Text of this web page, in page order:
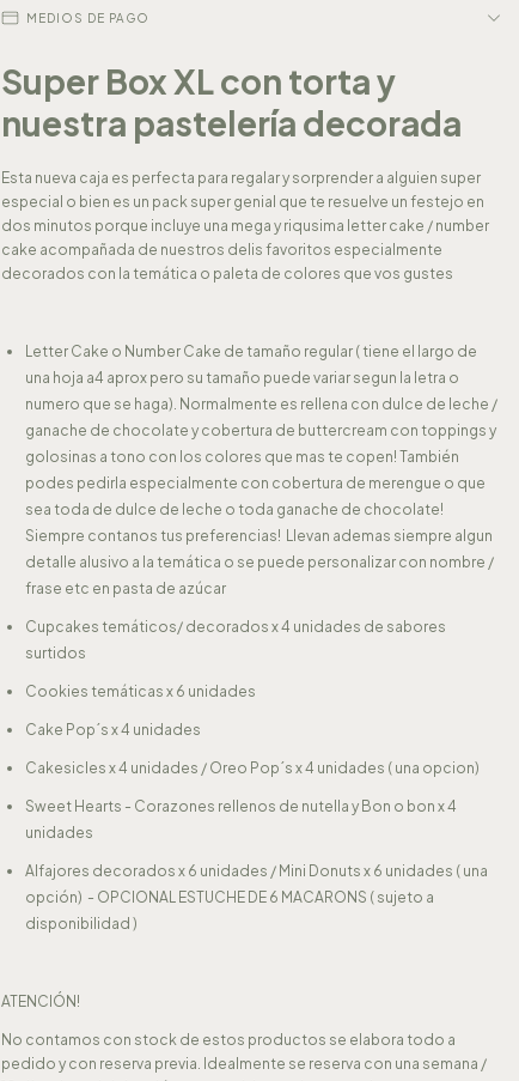
MEDIOS DE PAGO
Super Box XL con torta y
nuestra pastelería decorada
Esta nueva caja es perfecta para regalar y sorprender a alguien super
especial o bien es un pack super genial que te resuelve un festejo en
dos minutos porque incluye una mega y riqusima letter cake / number
cake acompañada de nuestros delis favoritos especialmente
decorados con la temática o paleta de colores que vos gustes
Letter Cake o Number Cake de tamaño regular ( tiene el largo de
una hoja a4 aprox pero su tamaño puede variar segun la letra o
numero que se haga). Normalmente es rellena con dulce de leche /
ganache de chocolate y cobertura de buttercream con toppings y
golosinas a tono con los colores que mas te copen! También
podes pedirla especialmente con cobertura de merengue o que
sea toda de dulce de leche o toda ganache de chocolate!
Siempre contanos tus preferencias! Llevan ademas siempre algun
detalle alusivo a la temática o se puede personalizar con nombre /
frase etc en pasta de azúcar
Cupcakes temáticos/ decorados x 4 unidades de sabores
surtidos
Cookies temáticas x 6 unidades
Cake Pop´s x 4 unidades
Cakesicles x 4 unidades / Oreo Pop´s x 4 unidades ( una opcion)
Sweet Hearts - Corazones rellenos de nutella y Bon o bon x 4
unidades
Alfajores decorados x 6 unidades / Mini Donuts x 6 unidades ( una
opción) - OPCIONAL ESTUCHE DE 6 MACARONS ( sujeto a
disponibilidad )
ATENCIÓN!
No contamos con stock de estos productos se elabora todo a
pedido y con reserva previa. Idealmente se reserva con una semana /